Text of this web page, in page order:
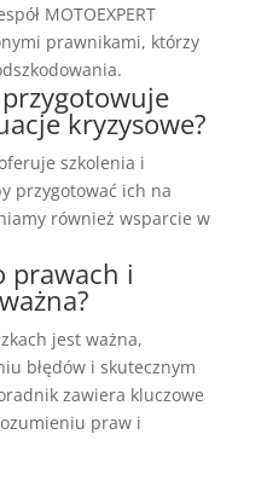
MOTOEXPERT
prawnikami, którzy
przygotowuje
kryzysowe?
oferuje szkolenia i
przygotować ich na
również wsparcie w
prawach i
jest ważna,
błędów i skutecznym
zawiera kluczowe
praw i